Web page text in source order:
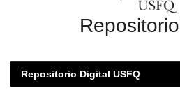
Repositorio
Repositorio Digital USFQ